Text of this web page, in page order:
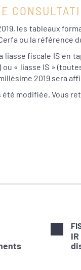
les tableaux
ou la référence
liasse fiscale IS en
« liasse IS »
2019 sera
modifiée. Vous